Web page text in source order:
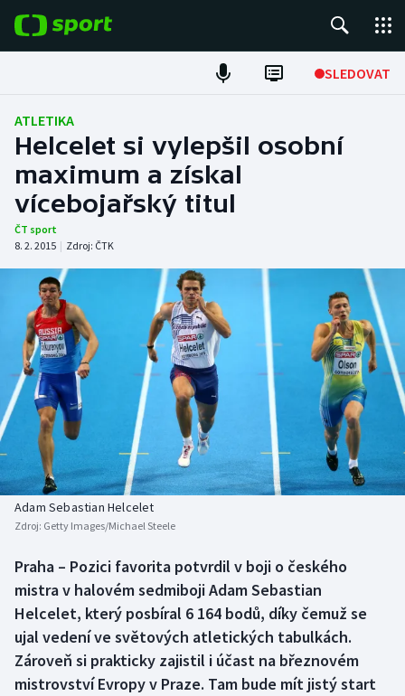
SLEDOVAT
Fotbal
Hokej
Tenis
Atletika
Cyklistika
DALŠÍ SPORTY
Americký fotbal
Baseball a softbal
Basketbal
Biatlon
Box
Curling
Dostihy
NEPŘEHLÉDNĚTE
Soutěže
Historické návraty
Aplikace ČT sport
ATLETIKA
Helcelet si vylepšil osobní
maximum a získal
vícebojařský titul
ČT sport
8. 2. 2015 | Zdroj: ČTK
Adam Sebastian Helcelet
Zdroj: Getty Images/Michael Steele
Praha – Pozici favorita potvrdil v boji o českého
mistra v halovém sedmiboji Adam Sebastian
Helcelet, který posbíral 6 164 bodů, díky čemuž se
ujal vedení ve světových atletických tabulkách.
Zároveň si prakticky zajistil i účast na březnovém
mistrovství Evropy v Praze. Tam bude mít jistý start